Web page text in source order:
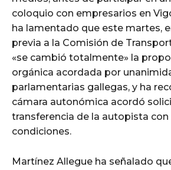
coloquio con empresarios en
ha lamentado que este martes,
previa a la Comisión de
«se cambió totalmente» la
orgánica acordada por
parlamentarias gallegas, y ha
cámara autonómica acordó
transferencia de la autopista con
condiciones.
Martínez Allegue ha señalado